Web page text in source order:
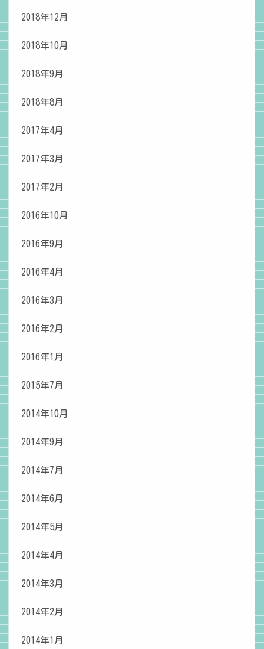
2018年12月
2018年10月
2018年9月
2018年8月
2017年4月
2017年3月
2017年2月
2016年10月
2016年9月
2016年4月
2016年3月
2016年2月
2016年1月
2015年7月
2014年10月
2014年9月
2014年7月
2014年6月
2014年5月
2014年4月
2014年3月
2014年2月
2014年1月